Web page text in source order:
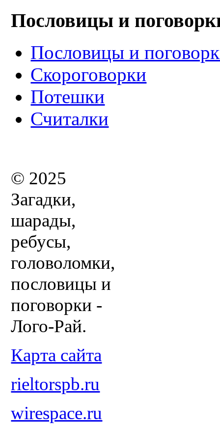
Пословицы и
Пословицы и
Скороговорки
Потешки
Считалки
© 2025
Загадки,
шарады,
ребусы,
головоломки,
пословицы и
поговорки -
Лого-Рай.
Карта сайта
rieltorspb.ru
wirespace.ru